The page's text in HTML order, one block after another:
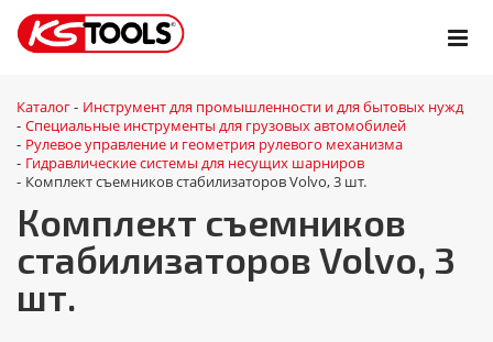
Каталог - Инструмент для промышленности и для бытовых нужд
- Специальные инструменты для грузовых автомобилей
- Рулевое управление и геометрия рулевого механизма
- Гидравлические системы для несущих шарниров
- Комплект съемников стабилизаторов Volvo, 3 шт.
Комплект съемников
стабилизаторов Volvo, 3
шт.